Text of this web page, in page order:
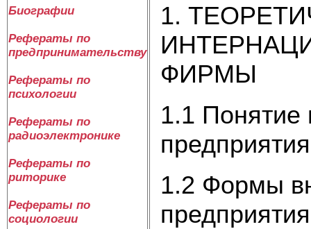
Биографии
Рефераты по
предпринимательству
Рефераты по
психологии
Рефераты по
радиоэлектронике
Рефераты по
риторике
Рефераты по
социологии
1.
ФИРМЫ
1.1 Понятие
предприятия
1.2 Формы
предприятия